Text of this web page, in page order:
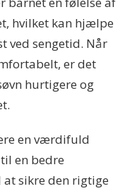
hvilket kan hjælpe
ved sengetid. Når
er det
hurtigere og
en værdifuld
en bedre
sikre den rigtige